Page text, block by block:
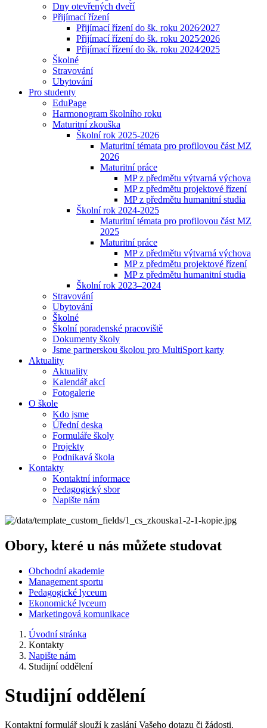
Dny otevřených dveří
Přijímací řízení
Přijímací řízení do šk. roku 2026⁄2027
Přijímací řízení do šk. roku 2025⁄2026
Přijímací řízení do šk. roku 2024⁄2025
Školné
Stravování
Ubytování
Pro studenty
EduPage
Harmonogram školního roku
Maturitní zkouška
Školní rok 2025-2026
Maturitní témata pro profilovou část MZ
2026
Maturitní práce
MP z předmětu výtvarná výchova
MP z předmětu projektové řízení
MP z předmětu humanitní studia
Školní rok 2024-2025
Maturitní témata pro profilovou část MZ
2025
Maturitní práce
MP z předmětu výtvarná výchova
MP z předmětu projektové řízení
MP z předmětu humanitní studia
Školní rok 2023–2024
Stravování
Ubytování
Školné
Školní poradenské pracoviště
Dokumenty školy
Jsme partnerskou školou pro MultiSport karty
Aktuality
Aktuality
Kalendář akcí
Fotogalerie
O škole
Kdo jsme
Úřední deska
Formuláře školy
Projekty
Podnikavá škola
Kontakty
Kontaktní informace
Pedagogický sbor
Napište nám
Obory, které u nás můžete studovat
Obchodní akademie
Management sportu
Pedagogické lyceum
Ekonomické lyceum
Marketingová komunikace
Úvodní stránka
Kontakty
Napište nám
Studijní oddělení
Studijní oddělení
Kontaktní formulář slouží k zaslání Vašeho dotazu či žádosti.